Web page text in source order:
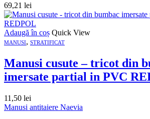
69,21 lei
Adaugă în coș Quick View
MANUSI, STRATIFICAT
Manusi cusute – tricot din
imersate partial in PVC
11,50 lei
Manusi antitaiere Naevia